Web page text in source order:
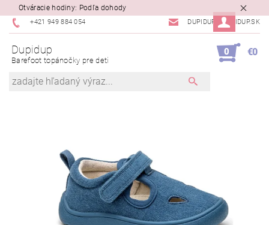
Otváracie hodiny: Podľa dohody
+421 949 884 054 DUPIDUP@DUPIDUP.SK
Dupidup
Barefoot topánočky pre deti
0 €0